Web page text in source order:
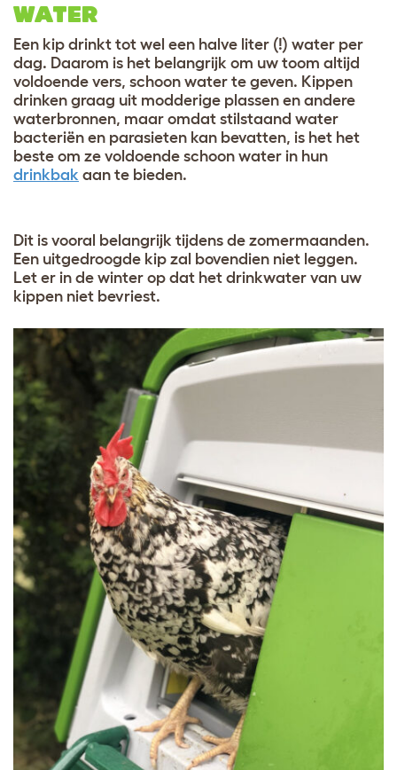
WATER
Een kip drinkt tot wel een halve liter (!) water per
dag. Daarom is het belangrijk om uw toom altijd
voldoende vers, schoon water te geven. Kippen
drinken graag uit modderige plassen en andere
waterbronnen, maar omdat stilstaand water
bacteriën en parasieten kan bevatten, is het het
beste om ze voldoende schoon water in hun
drinkbak aan te bieden.
Dit is vooral belangrijk tijdens de zomermaanden.
Een uitgedroogde kip zal bovendien niet leggen.
Let er in de winter op dat het drinkwater van uw
kippen niet bevriest.